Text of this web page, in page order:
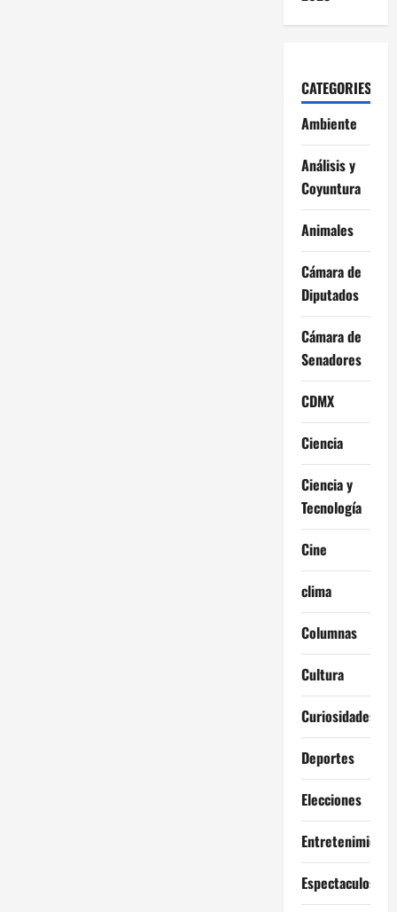
CATEGORIES
Ambiente
Análisis y
Coyuntura
Animales
Cámara de
Diputados
Cámara de
Senadores
CDMX
Ciencia
Ciencia y
Tecnología
Cine
clima
Columnas
Cultura
Curiosidades
Deportes
Elecciones
Entretenimiento
Espectaculos